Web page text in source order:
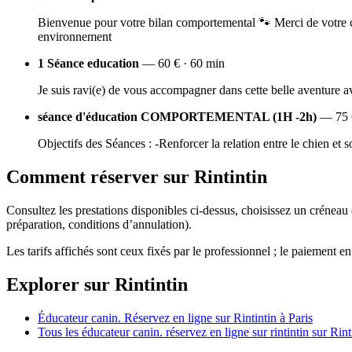
Bienvenue pour votre bilan comportemental 🐾 Merci de votre
environnement
1 Séance education — 60 € · 60 min
Je suis ravi(e) de vous accompagner dans cette belle
séance d'éducation COMPORTEMENTAL (1H -2h) — 75
Objectifs des Séances : -Renforcer la relation entre le chien et
Comment réserver sur Rintintin
Consultez les prestations disponibles ci-dessus, choisissez un
préparation, conditions d’annulation).
Les tarifs affichés sont ceux fixés par le professionnel ; le paiement
Explorer sur Rintintin
Éducateur canin. Réservez en ligne sur Rintintin à Paris
Tous les éducateur canin. réservez en ligne sur rintintin sur